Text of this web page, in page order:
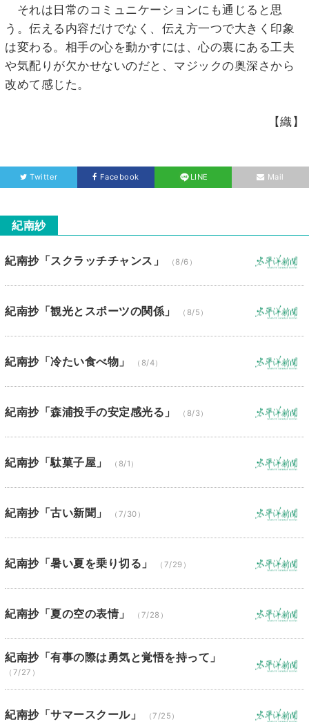
それは日常のコミュニケーションにも通じると思
う。伝える内容だけでなく、伝え方一つで大きく印象
は変わる。相手の心を動かすには、心の裏にある工夫
や気配りが欠かせないのだと、マジックの奥深さから
改めて感じた。
【織】
Twitter Facebook LINE Mail
紀南紗
紀南抄「スクラッチチャンス」 （8/6）
紀南抄「観光とスポーツの関係」 （8/5）
紀南抄「冷たい食べ物」 （8/4）
紀南抄「森浦投手の安定感光る」 （8/3）
紀南抄「駄菓子屋」 （8/1）
紀南抄「古い新聞」 （7/30）
紀南抄「暑い夏を乗り切る」 （7/29）
紀南抄「夏の空の表情」 （7/28）
紀南抄「有事の際は勇気と覚悟を持って」
（7/27）
紀南抄「サマースクール」 （7/25）